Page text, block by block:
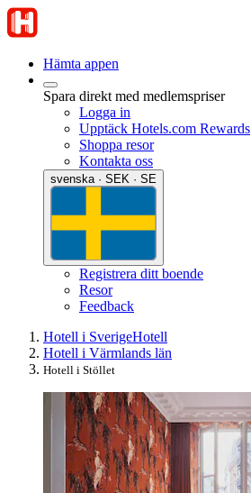
Hämta appen
Spara direkt med medlemspriser
Logga in
Upptäck Hotels.com Rewards
Shoppa resor
Kontakta oss
svenska · SEK · SE
Registrera ditt boende
Resor
Feedback
Hotell i SverigeHotell
Hotell i Värmlands län
Hotell i Stöllet